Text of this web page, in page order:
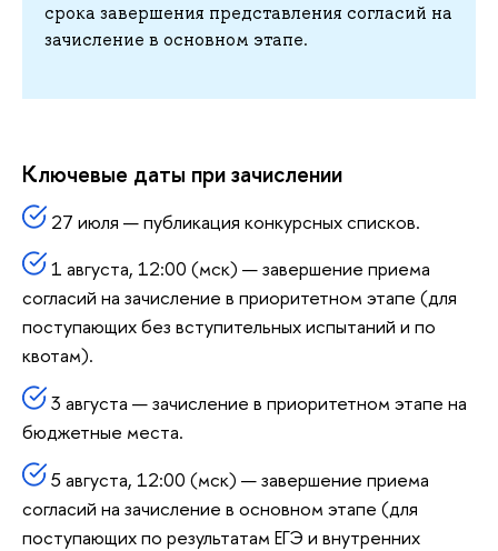
срока завершения представления согласий на
зачисление в основном этапе.
Ключевые даты при зачислении
27 июля — публикация конкурсных списков.
1 августа, 12:00 (мск) — завершение приема
согласий на зачисление в приоритетном этапе (для
поступающих без вступительных испытаний и по
квотам).
3 августа — зачисление в приоритетном этапе на
бюджетные места.
5 августа, 12:00 (мск) — завершение приема
согласий на зачисление в основном этапе (для
поступающих по результатам ЕГЭ и внутренних